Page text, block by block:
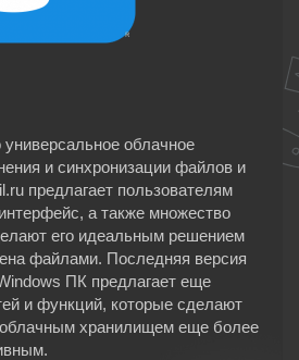
облачное
и синхронизации файлов и
предлагает пользователям
а также множество
его идеальным решением
файлами. Последняя версия
ПК предлагает еще
и функций, которые сделают
хранилищем еще более